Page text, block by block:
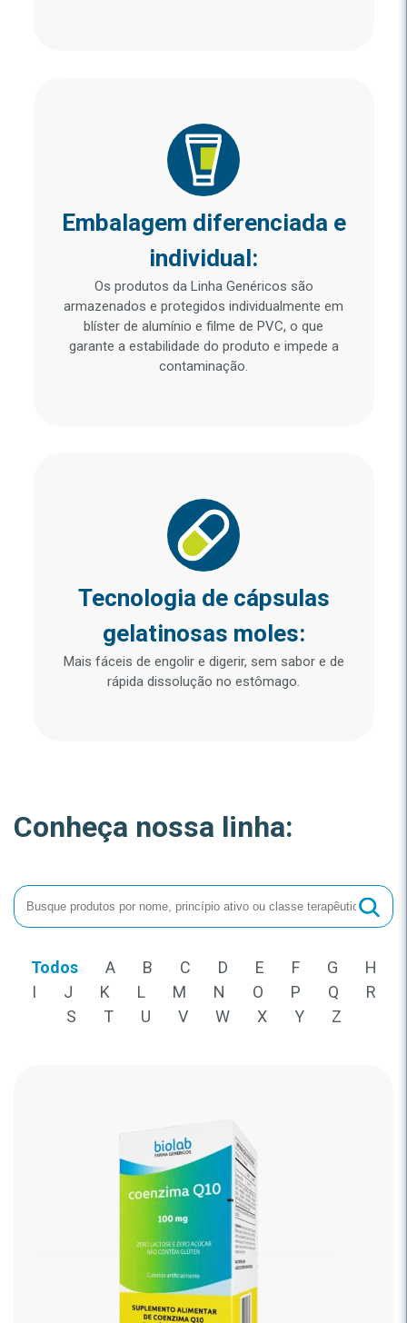
Embalagem diferenciada e
individual:
Os produtos da Linha Genéricos são
armazenados e protegidos individualmente em
blíster de alumínio e filme de PVC, o que
garante a estabilidade do produto e impede a
contaminação.
Tecnologia de cápsulas
gelatinosas moles:
Mais fáceis de engolir e digerir, sem sabor e de
rápida dissolução no estômago.
Conheça nossa linha:
Todos A B C D E F G
H
I
J K L M N O P Q
R
S
T U V W X Y Z